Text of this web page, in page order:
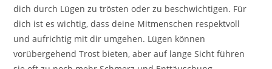
dich durch Lügen zu trösten oder zu beschwichtigen. Für
dich ist es wichtig, dass deine Mitmenschen respektvoll
und aufrichtig mit dir umgehen. Lügen können
vorübergehend Trost bieten, aber auf lange Sicht führen